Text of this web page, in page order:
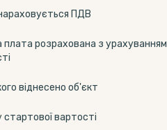
ПДВ
розрахована з урахуванням
віднесено об'єкт
стартової вартості